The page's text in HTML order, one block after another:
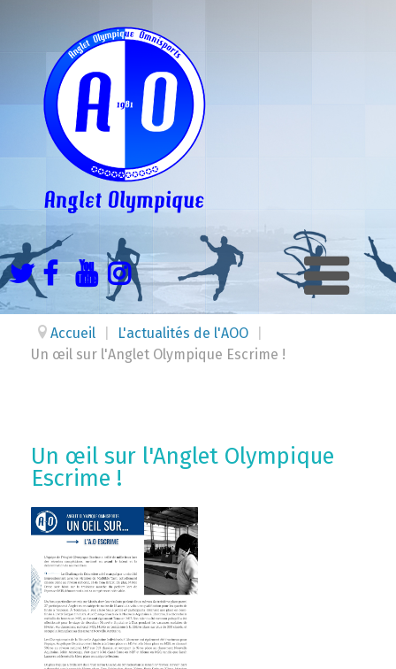
Accueil L'actualités de l'AOO
Un œil sur l'Anglet Olympique Escrime !
Un œil sur l'Anglet Olympique
Escrime !